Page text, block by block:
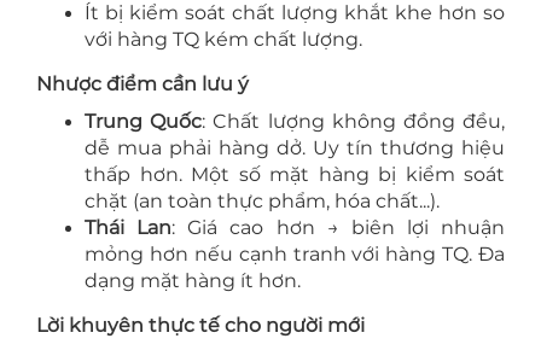
Ít bị kiểm soát chất lượng khắt khe hơn so
với hàng TQ kém chất lượng.
Nhược điểm cần lưu ý
Trung Quốc: Chất lượng không đồng đều,
dễ mua phải hàng dở. Uy tín thương hiệu
thấp hơn. Một số mặt hàng bị kiểm soát
chặt (an toàn thực phẩm, hóa chất...).
Thái Lan: Giá cao hơn → biên lợi nhuận
mỏng hơn nếu cạnh tranh với hàng TQ. Đa
dạng mặt hàng ít hơn.
Lời khuyên thực tế cho người mới